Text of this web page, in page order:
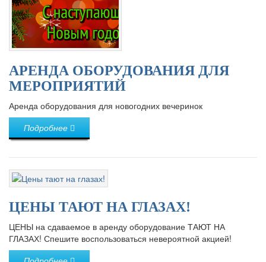
АРЕНДА ОБОРУДОВАНИЯ ДЛЯ
МЕРОПРИЯТИЙ
Аренда оборудования для новогодних вечеринок
Подробнее
ЦЕНЫ ТАЮТ НА ГЛАЗАХ!
ЦЕНЫ на сдаваемое в аренду оборудование ТАЮТ НА
ГЛАЗАХ! Спешите воспользоваться невероятной акцией!